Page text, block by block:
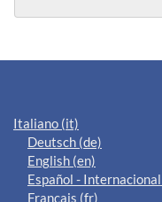
Blocchi
Italiano ‎(it)‎
Deutsch ‎(de)‎
English ‎(en)‎
Español -
Français ‎(fr)‎